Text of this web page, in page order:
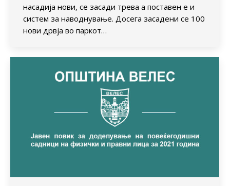
насадија нови, се засади трева а поставен е и
систем за наводнување. Досега засадени се 100
нови дрвја во паркот…